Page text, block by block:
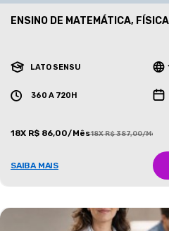
ENSINO DE MATEMÁTICA,
LATO SENSU
360 A 720H
18X R$ 86,00/Mês18X R$ 387,00/Mês
SAIBA MAIS